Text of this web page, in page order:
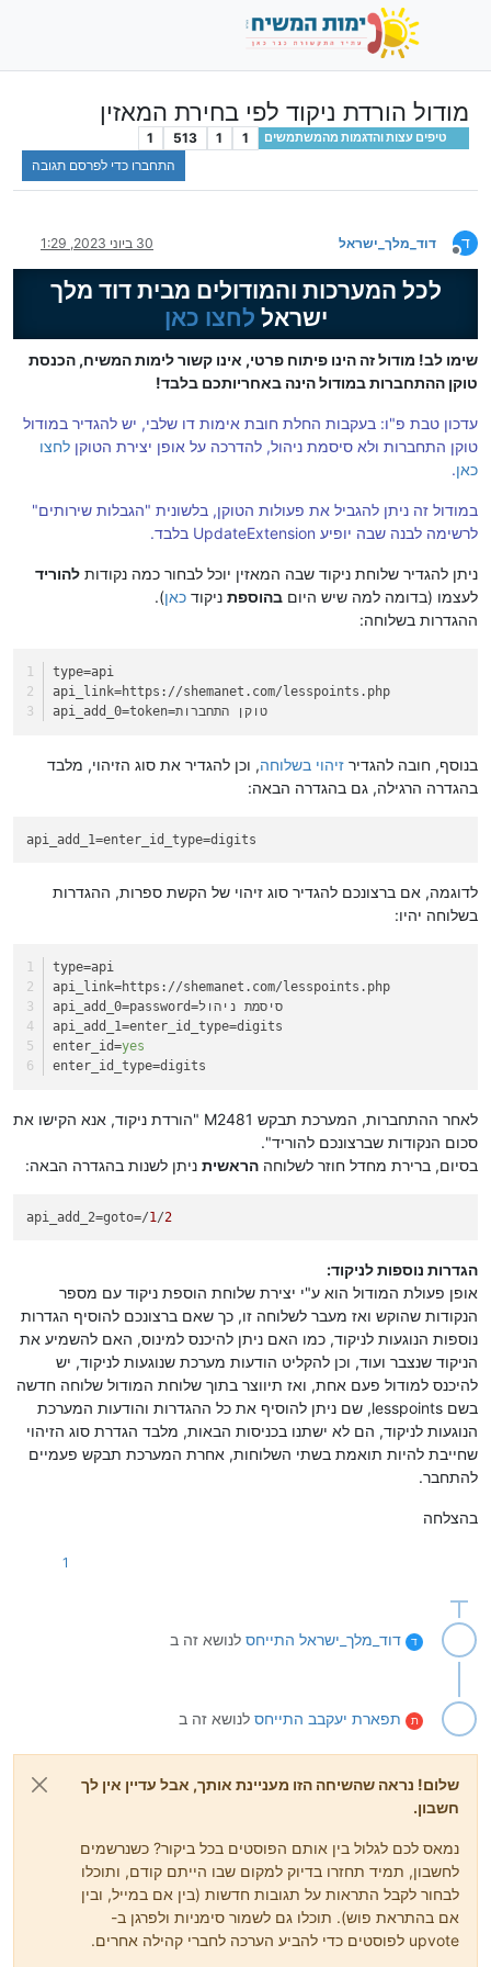
מודול הורדת ניקוד לפי בחירת המאזין
טיפים עצות והדגמות מהמשתמשים 1
1
513
1
התחברו כדי לפרסם תגובה
ד
מנותק
דוד_מלך_ישראל 30 ביוני 2023, 1:29
לכל המערכות והמודולים מבית דוד מלך
ישראל לחצו כאן
שימו לב! מודול זה הינו פיתוח פרטי, אינו קשור לימות המשיח, הכנסת
טוקן ההתחברות במודול הינה באחריותכם בלבד!
עדכון טבת פ"ו: בעקבות החלת חובת אימות דו שלבי, יש להגדיר במודול
טוקן התחברות ולא סיסמת ניהול, להדרכה על אופן יצירת הטוקן לחצו
כאן.
במודול זה ניתן להגביל את פעולות הטוקן, בלשונית "הגבלות שירותים"
לרשימה לבנה שבה יופיע UpdateExtension בלבד.
ניתן להגדיר שלוחת ניקוד שבה המאזין יוכל לבחור כמה נקודות להוריד
לעצמו (בדומה למה שיש היום בהוספת ניקוד כאן).
ההגדרות בשלוחה:
type=api
api_link=https://shemanet.com/lesspoints.php
api_add_0
=token=טוקן התחברות
בנוסף, חובה להגדיר זיהוי בשלוחה, וכן להגדיר את סוג הזיהוי, מלבד
בהגדרה הרגילה, גם בהגדרה הבאה:
api_add_1=enter_id_type=digits
לדוגמה, אם ברצונכם להגדיר סוג זיהוי של הקשת ספרות, ההגדרות
בשלוחה יהיו:
type=api
api_link=https://shemanet.com/lesspoints.php
api_add_0
=password=סיסמת ניהול
api_add_1=enter_id_type=digits
enter_id=yes
enter_id_type=digits
לאחר ההתחברות, המערכת תבקש M2481 "הורדת ניקוד, אנא הקישו את
סכום הנקודות שברצונכם להוריד".
בסיום, ברירת מחדל חוזר לשלוחה הראשית ניתן לשנות בהגדרה הבאה:
api_add_2=goto=/1/2
הגדרות נוספות לניקוד:
אופן פעולת המודול הוא ע"י יצירת שלוחת הוספת ניקוד עם מספר
הנקודות שהוקש ואז מעבר לשלוחה זו, כך שאם ברצונכם להוסיף הגדרות
נוספות הנוגעות לניקוד, כמו האם ניתן להיכנס למינוס, האם להשמיע את
הניקוד שנצבר ועוד, וכן להקליט הודעות מערכת שנוגעות לניקוד, יש
להיכנס למודול פעם אחת, ואז תיווצר בתוך שלוחת המודול שלוחה חדשה
בשם lesspoints, שם ניתן להוסיף את כל ההגדרות והודעות המערכת
הנוגעות לניקוד, הם לא ישתנו בכניסות הבאות, מלבד הגדרת סוג הזיהוי
שחייבת להיות תואמת בשתי השלוחות, אחרת המערכת תבקש פעמיים
להתחבר.
בהצלחה
1
ד דוד_מלך_ישראל התייחס לנושא זה ב
ת תפארת יעקבב התייחס לנושא זה ב
שלום! נראה שהשיחה הזו מעניינת אותך, אבל עדיין אין לך
חשבון.
נמאס לכם לגלול בין אותם הפוסטים בכל ביקור? כשנרשמים
לחשבון, תמיד תחזרו בדיוק למקום שבו הייתם קודם, ותוכלו
לבחור לקבל התראות על תגובות חדשות (בין אם במייל, ובין
אם בהתראת פוש). תוכלו גם לשמור סימניות ולפרגן ב-
upvote לפוסטים כדי להביע הערכה לחברי קהילה אחרים.